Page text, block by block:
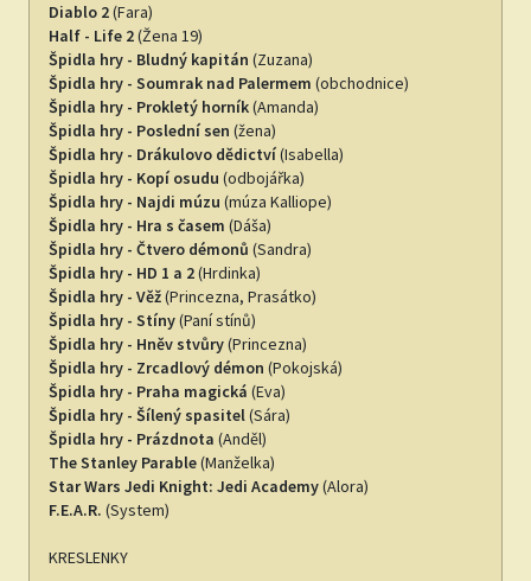
Diablo 2(Fara)
Half - Life 2(Žena 19)
Špidla hry - Bludný kapitán (Zuzana)
Špidla hry - Soumrak nad Palermem (obchodnice)
Špidla hry - Prokletý horník(Amanda)
Špidla hry - Poslední sen (žena)
Špidla hry - Drákulovo dědictví(Isabella)
Špidla hry - Kopí osudu (odbojářka)
Špidla hry - Najdi múzu (múza Kalliope)
Špidla hry - Hra s časem (Dáša)
Špidla hry - Čtvero démonů (Sandra)
Špidla hry - HD 1 a 2(Hrdinka)
Špidla hry - Věž(Princezna, Prasátko)
Špidla hry - Stíny(Paní stínů)
Špidla hry - Hněv stvůry(Princezna)
Špidla hry - Zrcadlový démon (Pokojská)
Špidla hry - Praha magická (Eva)
Špidla hry - Šílený spasitel(Sára)
Špidla hry - Prázdnota (Anděl)
The Stanley Parable(Manželka)
Star Wars Jedi Knight: Jedi Academy(Alora)
F.E.A.R. (System)
KRESLENKY